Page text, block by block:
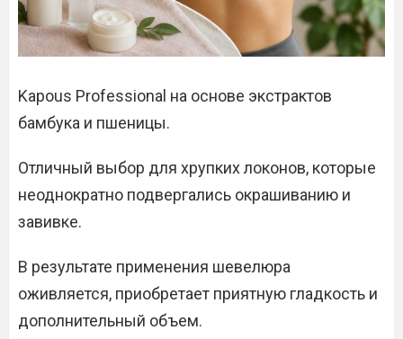
Kapous Professional на основе экстрактов
бамбука и пшеницы.
Отличный выбор для хрупких локонов, которые
неоднократно подвергались окрашиванию и
завивке.
В результате применения шевелюра
оживляется, приобретает приятную гладкость и
дополнительный объем.